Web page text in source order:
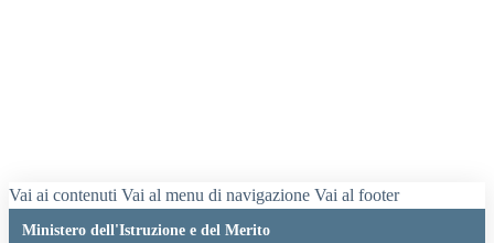
Vai ai contenuti Vai al menu di navigazione Vai al footer
Ministero dell'Istruzione e del Merito